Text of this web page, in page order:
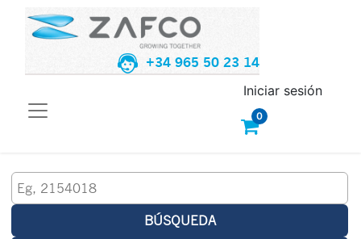
+34 965 50 23 14
0
Iniciar sesión
BÚSQUEDA